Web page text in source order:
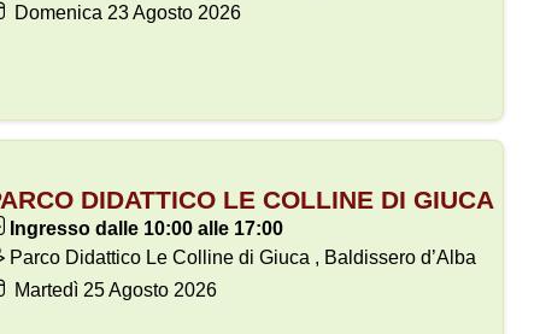
Domenica 23Agosto 2026
DIDATTICO LE COLLINE DI GIUCA
Ingresso dalle 10:00 alle 17:00
Parco Didattico Le Colline di Giuca , Baldissero d’Alba
Martedì 25Agosto 2026